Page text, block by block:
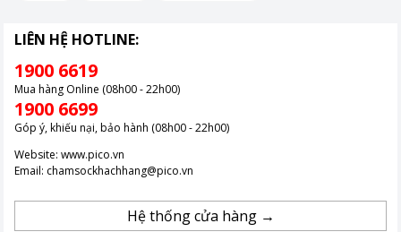
Sử dụng sản phẩm an toàn trong lò nướng ở nhiệt độ lên tới
Phù hợp với nhiều loại bếp:
chống dính trên tất cả loại bếp như bếp ga, bếp điện, bếp hồng
ngoại, bếp từ.
vệ sinh sau khi sử dụng.
HƯỚNG DẪN SỬ DỤNG
LIÊN HỆ HOTLINE:
1900 6619
Mua hàng Online (08h00 - 22h00)
1900 6699
Góp ý, khiếu nại, bảo hành (08h00 - 22h00)
Website: www.pico.vn
Email: chamsockhachhang@pico.vn
Hệ thống cửa hàng →